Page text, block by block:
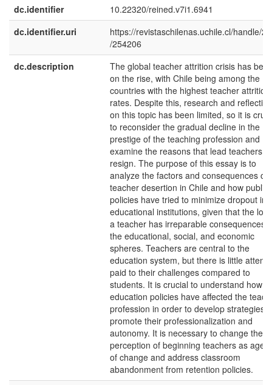
dc.identifier
10.22320/reined.v7i1.6941
dc.identifier.uri
https://revistaschilenas.uchile.cl/handle/
/254206
dc.description
The global teacher attrition crisis has
on the rise, with Chile being among the
countries with the highest teacher attrition
rates. Despite this, research and reflection
on this topic has been limited, so it is
to reconsider the gradual decline in the
prestige of the teaching profession and
examine the reasons that lead teachers to
resign. The purpose of this essay is to
analyze the factors and consequences of
teacher desertion in Chile and how public
policies have tried to minimize dropout in
educational institutions, given that the
a teacher has irreparable consequences
the educational, social, and economic
spheres. Teachers are central to the
education system, but there is little
paid to their challenges compared to
students. It is crucial to understand how
education policies have affected the
profession in order to develop strategies
promote their professionalization and
autonomy. It is necessary to change the
perception of beginning teachers as
of change and address classroom
abandonment from retention policies.